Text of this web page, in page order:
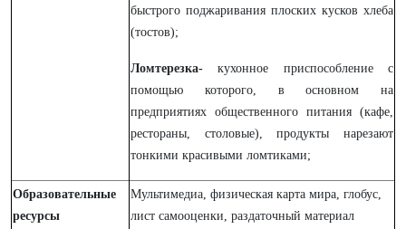
быстрого поджаривания плоских кусков хлеба
(тостов);
Ломтерезка-кухонное приспособление с
помощью которого, в основном на
предприятиях общественного питания (кафе,
рестораны, столовые), продукты нарезают
тонкими красивыми ломтиками;
Образовательные
ресурсы
Мультимедиа, физическая карта мира, глобус,
лист самооценки, раздаточный материал